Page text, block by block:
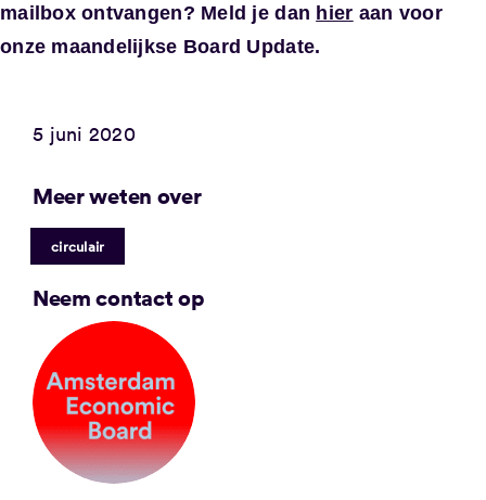
mailbox ontvangen? Meld je dan hier aan voor
onze maandelijkse Board Update.
5 juni 2020
Meer weten over
circulair
Neem contact op